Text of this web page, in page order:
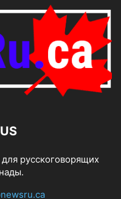
русскоговорящих